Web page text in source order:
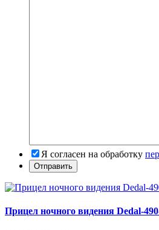
Я согласен на обработку
Прицел ночного видения Dedal-